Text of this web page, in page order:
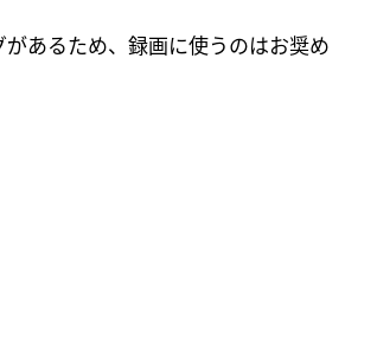
あるため、録画に使うのはお奨め